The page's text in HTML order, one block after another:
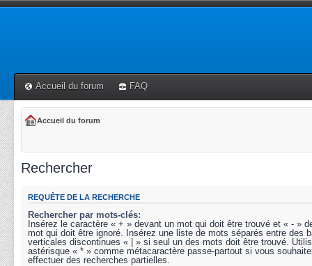
Accueil du forum FAQ
Accueil du forum
Rechercher
REQUÊTE DE LA RECHERCHE
Rechercher par mots-clés:
Insérez le caractère « + » devant un mot qui doit être trouvé et « - »
mot qui doit être ignoré. Insérez une liste de mots séparés entre des
verticales discontinues « | » si seul un des mots doit être trouvé.
astérisque « * » comme métacaractère passe-partout si vous
effectuer des recherches partielles.